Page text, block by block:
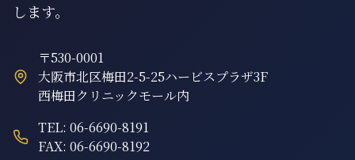
します。
〒530-0001
大阪市北区梅田2-5-25ハービスプラザ3F
西梅田クリニックモール内
TEL: 06-6690-8191
FAX: 06-6690-8192